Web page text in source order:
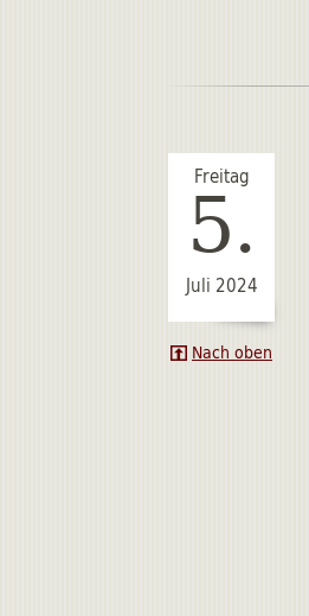
Freitag
5.
Juli 2024
Nach oben